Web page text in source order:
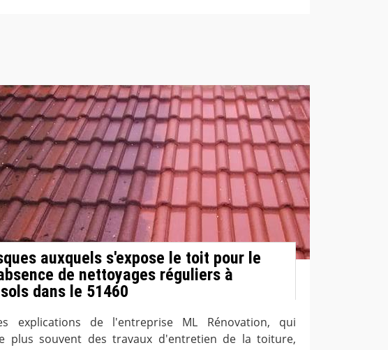
auxquels s'expose le toit pour le
de nettoyages réguliers à
dans le 51460
explications de l'entreprise ML Rénovation, qui
plus souvent des travaux d'entretien de la toiture,